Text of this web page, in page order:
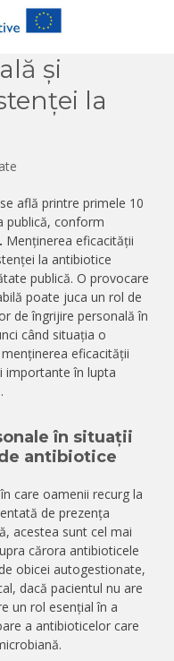
și
la
află printre primele 10
publică, conform
. Menținerea eficacității
la antibiotice
publică. O provocare
poate juca un rol de
de îngrijire personală în
când situația o
eficacității
importante în lupta
în situații
antibiotice
care oamenii recurg la
de prezența
acestea sunt cel mai
cărora antibioticele
obicei autogestionate,
dacă pacientul nu are
un rol esențial în a
a antibioticelor care